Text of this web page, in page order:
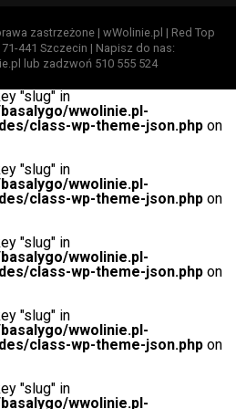
bywa jednak
wyzwaniami, jakie stawia przed
dla rodziców. Wzięli w
centrum ds. opieki
(wolińska
Naziemiec (fizjoterapeuta i
w czwartkowe południe
to miejsce ciszy i zadumy
sprawą Pana Poety licznie
się w świat ptak. Była poezja,
zastrzeżone | wWolinie.pl | Red Top
441 Szczecin | Napisz do nas:
lub zadzwoń 510 555 524
"slug" in
wwolinie.pl-
class-wp-theme-json.php on
"slug" in
wwolinie.pl-
class-wp-theme-json.php on
"slug" in
wwolinie.pl-
class-wp-theme-json.php on
"slug" in
wwolinie.pl-
class-wp-theme-json.php on
"slug" in
wwolinie.pl-